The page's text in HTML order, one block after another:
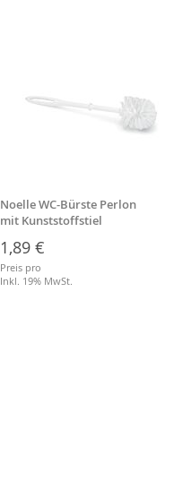
Noelle WC-Bürste Perlon
mit Kunststoffstiel
1,89 €
Preis pro
Inkl. 19% MwSt.